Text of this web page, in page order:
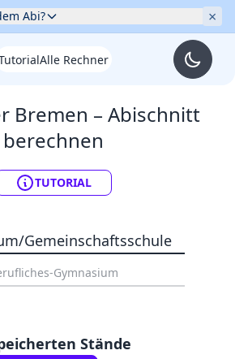
Abi? ×
Alle Rechner
Bremen – Abischnitt
berechnen
TUTORIAL
Gemeinschaftsschule
Gymnasium
Stände